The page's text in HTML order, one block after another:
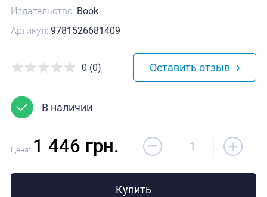
Издательство: Book
Артикул: 9781526681409
В наличии
0 (0) Оставить отзыв ›
Цена: 1 446 грн. – +
Купить